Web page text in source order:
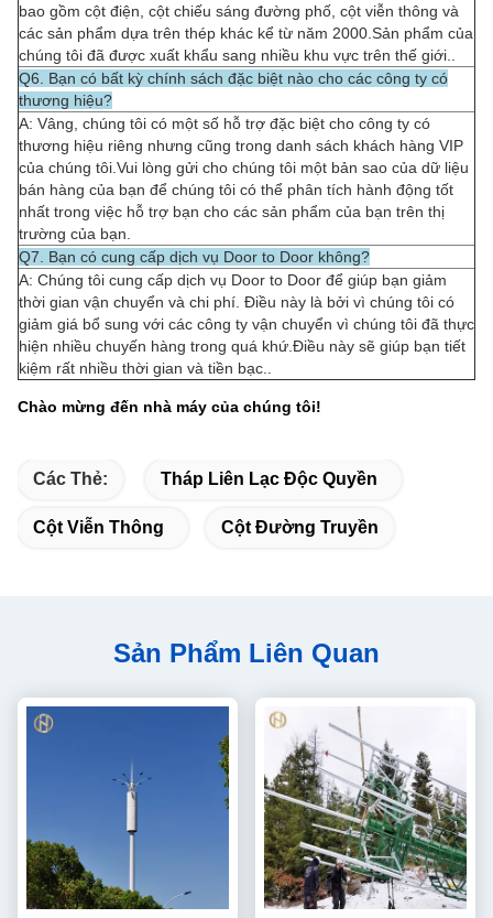
bao gồm cột điện, cột chiếu sáng đường phố, cột viễn thông và
các sản phẩm dựa trên thép khác kể từ năm 2000.Sản phẩm của
chúng tôi đã được xuất khẩu sang nhiều khu vực trên thế giới..
Q6. Bạn có bất kỳ chính sách đặc biệt nào cho các công ty có
thương hiệu?
A: Vâng, chúng tôi có một số hỗ trợ đặc biệt cho công ty có
thương hiệu riêng nhưng cũng trong danh sách khách hàng VIP
của chúng tôi.Vui lòng gửi cho chúng tôi một bản sao của dữ liệu
bán hàng của bạn để chúng tôi có thể phân tích hành động tốt
nhất trong việc hỗ trợ bạn cho các sản phẩm của bạn trên thị
trường của bạn.
Q7. Bạn có cung cấp dịch vụ Door to Door không?
A: Chúng tôi cung cấp dịch vụ Door to Door để giúp bạn giảm
thời gian vận chuyển và chi phí. Điều này là bởi vì chúng tôi có
giảm giá bổ sung với các công ty vận chuyển vì chúng tôi đã thực
hiện nhiều chuyến hàng trong quá khứ.Điều này sẽ giúp bạn tiết
kiệm rất nhiều thời gian và tiền bạc..
Chào mừng đến nhà máy của chúng tôi!
Các Thẻ: Tháp Liên Lạc Độc Quyền
Cột Viễn Thông Cột Đường Truyền
Sản Phẩm Liên Quan